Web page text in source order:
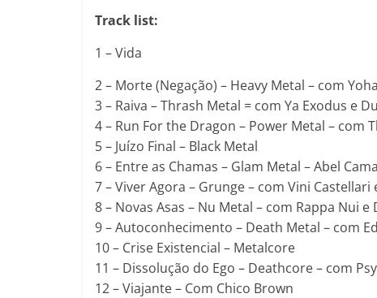
Track list:
1 – Vida
2 – Morte (Negação) – Heavy Metal – com
3 – Raiva – Thrash Metal = com Ya Exodus e
4 – Run For the Dragon – Power Metal – com
5 – Juízo Final – Black Metal
6 – Entre as Chamas – Glam Metal – Abel
7 – Viver Agora – Grunge – com Vini Castellari
8 – Novas Asas – Nu Metal – com Rappa Nui e
9 – Autoconhecimento – Death Metal – com
10 – Crise Existencial – Metalcore
11 – Dissolução do Ego – Deathcore – com
12 – Viajante – Com Chico Brown